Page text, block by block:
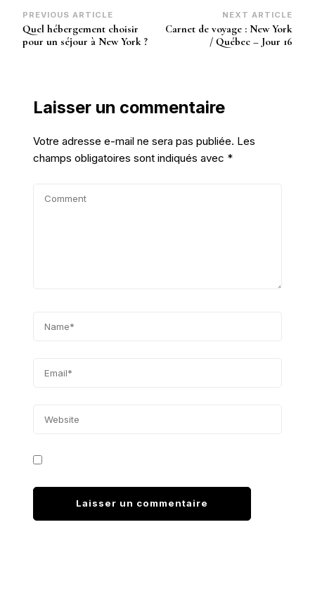
Post
Navigation
PREVIOUS ARTICLE
Quel hébergement choisir
pour un séjour à New York ?
NEXT ARTICLE
Carnet de voyage : New York
/ Québec – Jour 16
Laisser un commentaire
Votre adresse e-mail ne sera pas publiée. Les
champs obligatoires sont indiqués avec *